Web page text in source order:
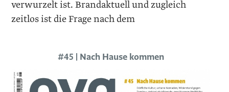
verwurzelt ist. Brandaktuell und zugleich
zeitlos ist die Frage nach dem
#45 | Nach Hause kommen